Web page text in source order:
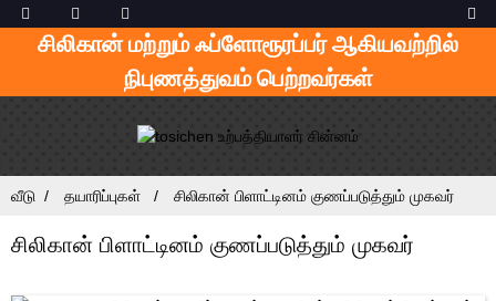
சிலிகான் மற்றும் ஃப்ளோரூரப்பர் ஆகியவற்றில்
நிபுணத்துவம் பெற்றவர்கள்
வீடு தயாரிப்புகள் சிலிகான் பிளாட்டினம் குணப்படுத்தும் முகவர்
சிலிகான் பிளாட்டினம் குணப்படுத்தும் முகவர்